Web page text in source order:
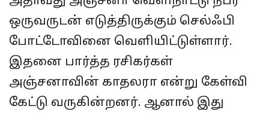
ஒருவருடன் எடுத்திருக்கும் செல்ஃபி
போட்டோவினை வெளியிட்டுள்ளார்.
இதனை பார்த்த ரசிகர்கள்
அஞ்சனாவின் காதலரா என்று கேள்வி
கேட்டு வருகின்றனர். ஆனால் இது